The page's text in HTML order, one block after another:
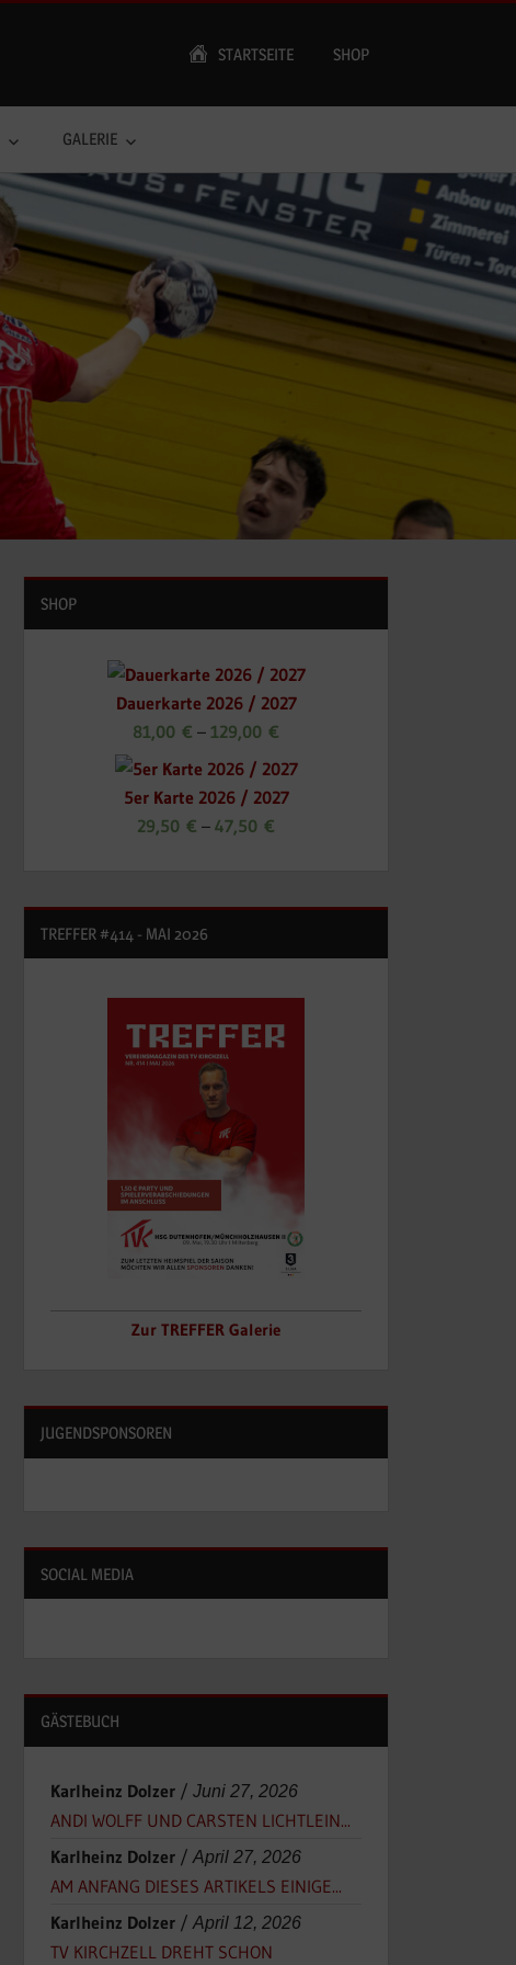
STARTSEITE SHOP
GALERIE
SHOP
Dauerkarte 2026 / 2027
81,00€ – 129,00€
5er Karte 2026 / 2027
29,50€ –47,50€
TREFFER #414 - MAI 2026
Zur TREFFER Galerie
JUGENDSPONSOREN
SOCIAL MEDIA
GÄSTEBUCH
Karlheinz Dolzer /Juni 27, 2026
ANDI WOLFF UND CARSTEN LICHTLEIN...
Karlheinz Dolzer /April 27, 2026
AM ANFANG DIESES ARTIKELS EINIGE...
Karlheinz Dolzer /April 12, 2026
TV KIRCHZELL DREHT SCHON